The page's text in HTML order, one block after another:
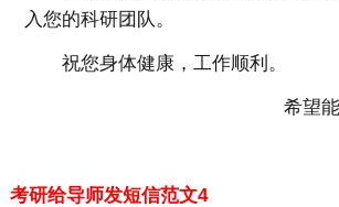
入您的科研团队。
祝您身体健康，工作顺利。
希望能
考研给导师发短信范文4